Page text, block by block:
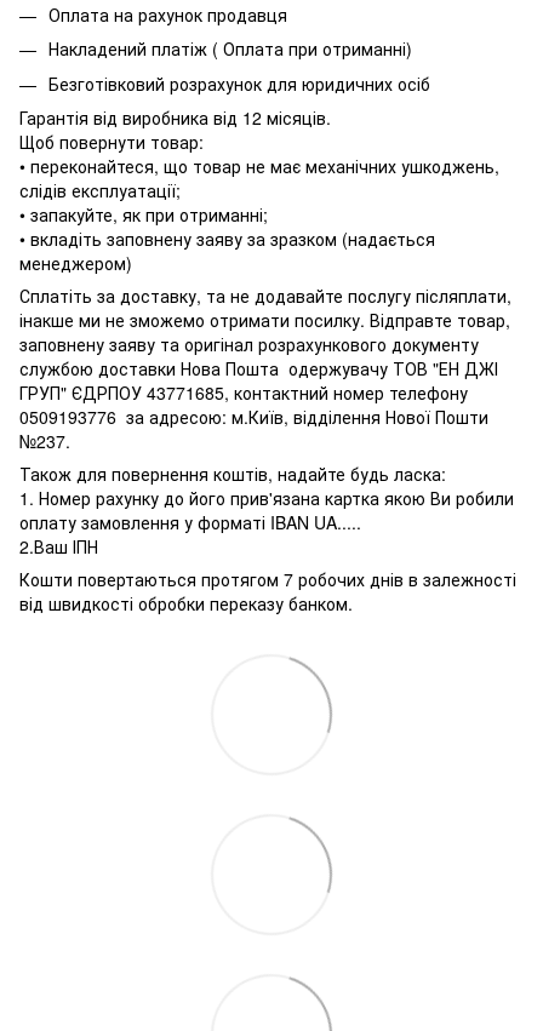
Оплата на рахунок продавця
Накладений платіж ( Оплата при отриманні)
Безготівковий розрахунок для юридичних осіб
Гарантія від виробника від 12 місяців.
Щоб повернути товар:
• переконайтеся, що товар не має механічних ушкоджень,
слідів експлуатації;
• запакуйте, як при отриманні;
• вкладіть заповнену заяву за зразком (надається
менеджером)
Сплатіть за доставку, та не додавайте послугу післяплати,
інакше ми не зможемо отримати посилку. Відправте товар,
заповнену заяву та оригінал розрахункового документу
службою доставки Нова Пошта одержувачу ТОВ "ЕН ДЖІ
ГРУП" ЄДРПОУ 43771685, контактний номер телефону
0509193776 за адресою: м.Київ, відділення Нової Пошти
№237.
Також для повернення коштів, надайте будь ласка:
1. Номер рахунку до його прив'язана картка якою Ви робили
оплату замовлення у форматі IBAN UA.....
2.Ваш ІПН
Кошти повертаються протягом 7 робочих днів в залежності
від швидкості обробки переказу банком.